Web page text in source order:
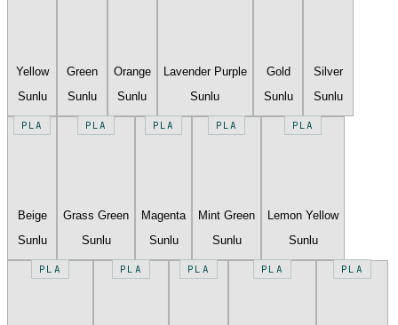
Yellow
Sunlu
Green
Sunlu
Orange
Sunlu
Lavender Purple
Sunlu
Gold
Sunlu
Silver
Sunlu
PLA
Beige
Sunlu
PLA
Grass Green
Sunlu
PLA
Magenta
Sunlu
PLA
Mint Green
Sunlu
PLA
Lemon Yellow
Sunlu
PLA PLA PLA PLA PLA